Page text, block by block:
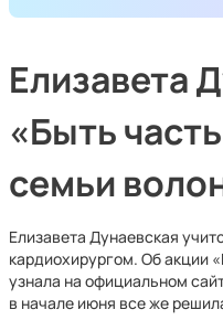
Елизавета
«Быть
семьи
Елизавета Дунаевская
кардиохирургом. Об акции
узнала на официальном
в начале июня все же